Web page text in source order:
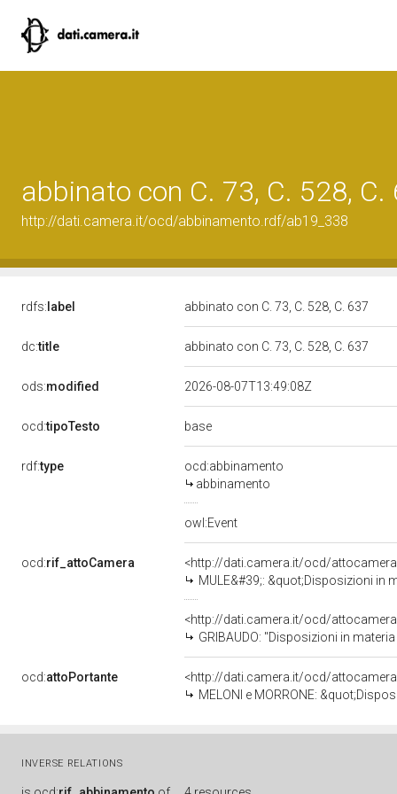
abbinato con C. 73, C. 528, C.
http://dati.camera.it/ocd/abbinamento.rdf/ab19_338
rdfs: label abbinato con C. 73, C. 528, C. 637
dc:title abbinato con C. 73, C. 528, C. 637
ods:modified 2026-08-07T13:49:08Z
ocd:tipoTesto base
rdf:type
ocd:abbinamento
abbinamento
owl:Event
ocd:rif_attoCamera
<http://dati.camera.it/ocd/
MULE&#39;: &quot;Disposizioni in materia di
<http://dati.camera.it/ocd/
GRIBAUDO: "Disposizioni in
ocd:attoPortante
<http://dati.camera.it/ocd/
MELONI e MORRONE: &quot;Disposizioni in
INVERSE RELATIONS